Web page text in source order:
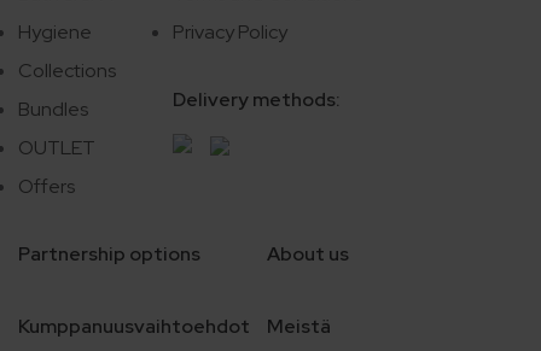
Hygiene
Collections
Bundles
OUTLET
Offers
Privacy Policy
Delivery methods:
Partnership options
Kumppanuusvaihtoehdot
About us
Meistä